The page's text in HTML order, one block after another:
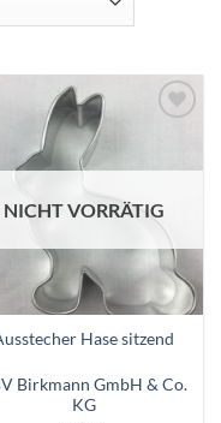
hinzufügen
NICHT VORRÄTIG
Hase sitzend
Birkmann GmbH & Co.
KG